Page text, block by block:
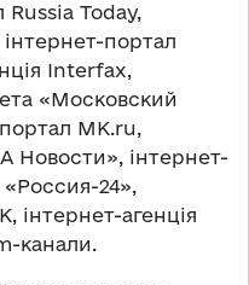
Russia Today,
інтернет-портал
Interfax,
«Московский
MK.ru,
Новости», інтернет-
24»,
інтернет-агенція
канали.